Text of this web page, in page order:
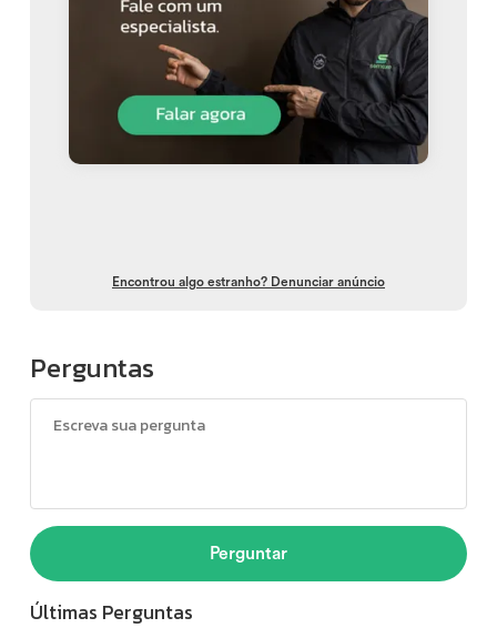
Perguntas
Perguntar
Últimas Perguntas
Encontrou algo estranho? Denunciar anúncio